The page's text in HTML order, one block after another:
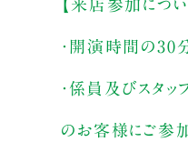
【来店参加につい
・開演時間の30
・係員及びスタッ
のお客様にご参